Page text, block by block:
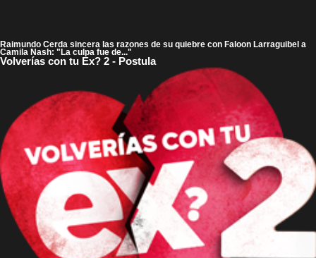
Raimundo Cerda sincera las razones de su quiebre con Faloon Larraguibel a
Camila Nash: "La culpa fue de..."
Volverías con tu Ex? 2 - Postula